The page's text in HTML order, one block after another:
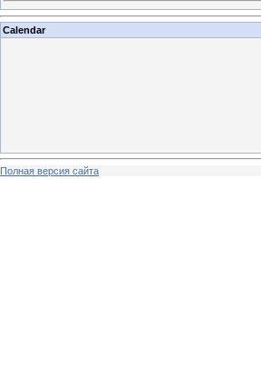
Calendar
Полная версия сайта